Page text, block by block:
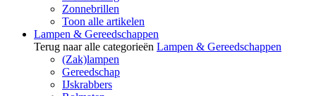
Zonnebrillen
Toon alle artikelen
Lampen & Gereedschappen
Terug naar alle categorieën Lampen & Gereedschappen
(Zak)lampen
Gereedschap
IJskrabbers